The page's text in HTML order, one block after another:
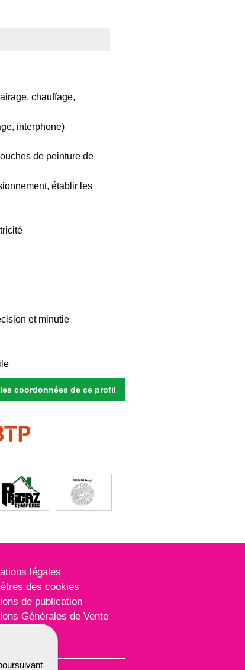
chauffage,
interphone)
de peinture de
établir les
et minutie
coordonnées de ce profil
légales
des cookies
de publication
Générales de Vente